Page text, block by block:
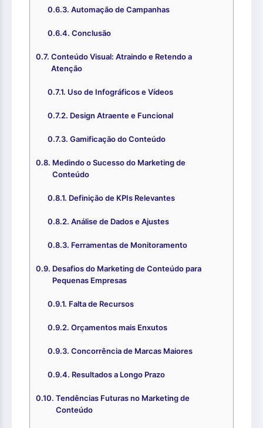
Automação de Campanhas
Conclusão
Conteúdo Visual: Atraindo e Retendo a
Atenção
Uso de Infográficos e Vídeos
Design Atraente e Funcional
Gamificação do Conteúdo
Medindo o Sucesso do Marketing de
Conteúdo
Definição de KPIs Relevantes
Análise de Dados e Ajustes
Ferramentas de Monitoramento
Desafios do Marketing de Conteúdo para
Pequenas Empresas
Falta de Recursos
Orçamentos mais Enxutos
Concorrência de Marcas Maiores
Resultados a Longo Prazo
Tendências Futuras no Marketing de
Conteúdo